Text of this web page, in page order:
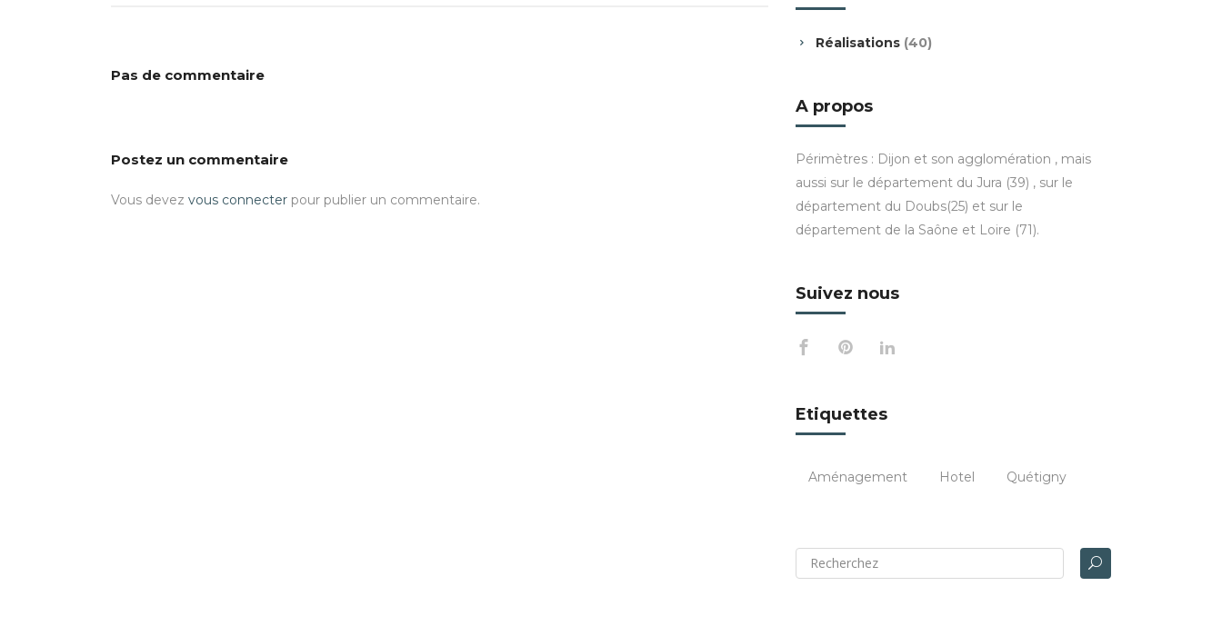
Pas de commentaire
Postez un commentaire
Vous devez vous connecter pour publier un commentaire.
Réalisations (40)
A propos
Périmètres : Dijon et son agglomération , mais
aussi sur le département du Jura (39) , sur le
département du Doubs(25) et sur le
département de la Saône et Loire (71).
Suivez nous
Etiquettes
Aménagement Hotel Quétigny